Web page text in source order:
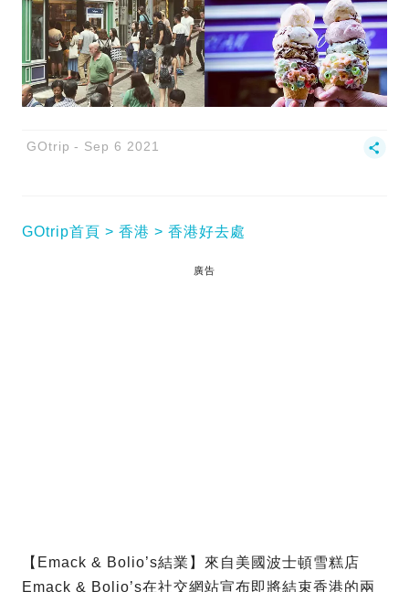
GOtrip Sep 6 2021
GOtrip首頁 香港 香港好去處
廣告
【Emack & Bolio’s結業】來自美國波士頓雪糕店
Emack & Bolio’s在社交網站宣布即將結束香港的兩